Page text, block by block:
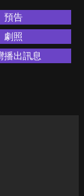
預告
劇照
播出訊息